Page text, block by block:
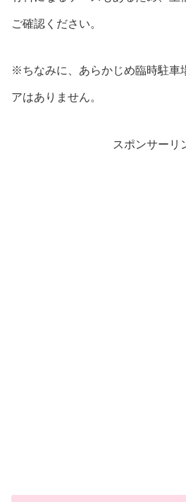
ご確認ください。
※ちなみに、あらかじめ臨時駐車
アはありません。
スポンサーリ